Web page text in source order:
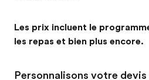
Les prix incluent le
les repas et bien plus encore.
Personnalisons votre devis